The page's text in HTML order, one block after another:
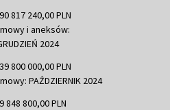
817 240,00 PLN
i aneksów:
2024
800 000,00 PLN
PAŹDZIERNIK 2024
800,00 PLN